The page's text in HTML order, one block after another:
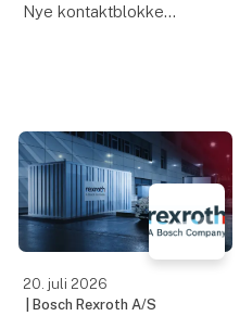
Nye kontaktblokke
SCHLEGEL udvider
MK/MKP-serien med de
nye kontaktblokke med
integreret fejlfrakobling
20. juli 2026
| Bosch Rexroth A/S